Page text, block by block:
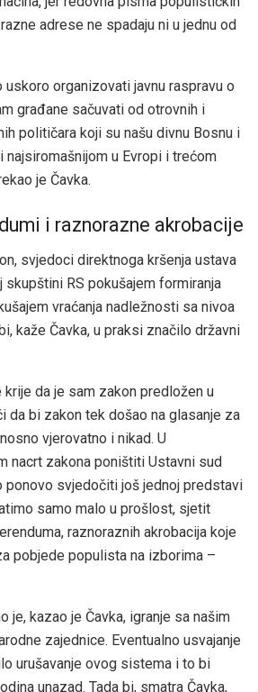
adrese ne spadaju ni u jednu od
uskoro organizovati javnu raspravu o
građane sačuvati od otrovnih i
političara koji su našu divnu Bosnu i
najsiromašnijom u Evropi i trećom
je Čavka.
i raznorazne akrobacije
svjedoci direktnoga kršenja ustava
skupštini RS pokušajem formiranja
vraćanja nadležnosti sa nivoa
kaže Čavka, u praksi značilo državni
da je sam zakon predložen u
da bi zakon tek došao na glasanje za
vjerovatno i nikad. U
nacrt zakona poništiti Ustavni sud
ponovo svjedočiti još jednoj predstavi
samo malo u prošlost, sjetit
raznoraznih akrobacija koje
pobjede populista na izborima –
je, kazao je Čavka, igranje sa našim
zajednice. Eventualno usvajanje
urušavanje ovog sistema i to bi
unazad. Tada bi, smatra Čavka,